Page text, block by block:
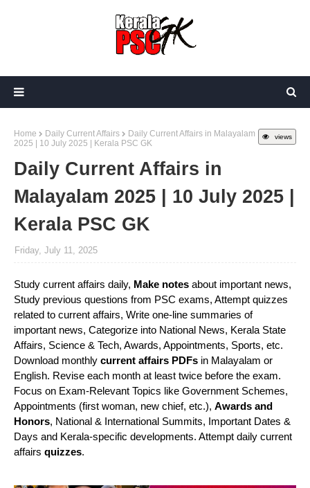
views
Home Daily Current Affairs
Daily Current Affairs in Malayalam
2025 | 10 July 2025 | Kerala PSC GK
Daily Current Affairs in
Malayalam 2025 | 10 July 2025 |
Kerala PSC GK
Friday, July 11, 2025
Study current affairs daily, Make notes about important news,
Study previous questions from PSC exams, Attempt quizzes
related to current affairs, Write one-line summaries of
important news, Categorize into National News, Kerala State
Affairs, Science & Tech, Awards, Appointments, Sports, etc.
Download monthly current affairs PDFs in Malayalam or
English. Revise each month at least twice before the exam.
Focus on Exam-Relevant Topics like Government Schemes,
Appointments (first woman, new chief, etc.), Awards and
Honors, National & International Summits, Important Dates &
Days and Kerala-specific developments. Attempt daily current
affairs quizzes.